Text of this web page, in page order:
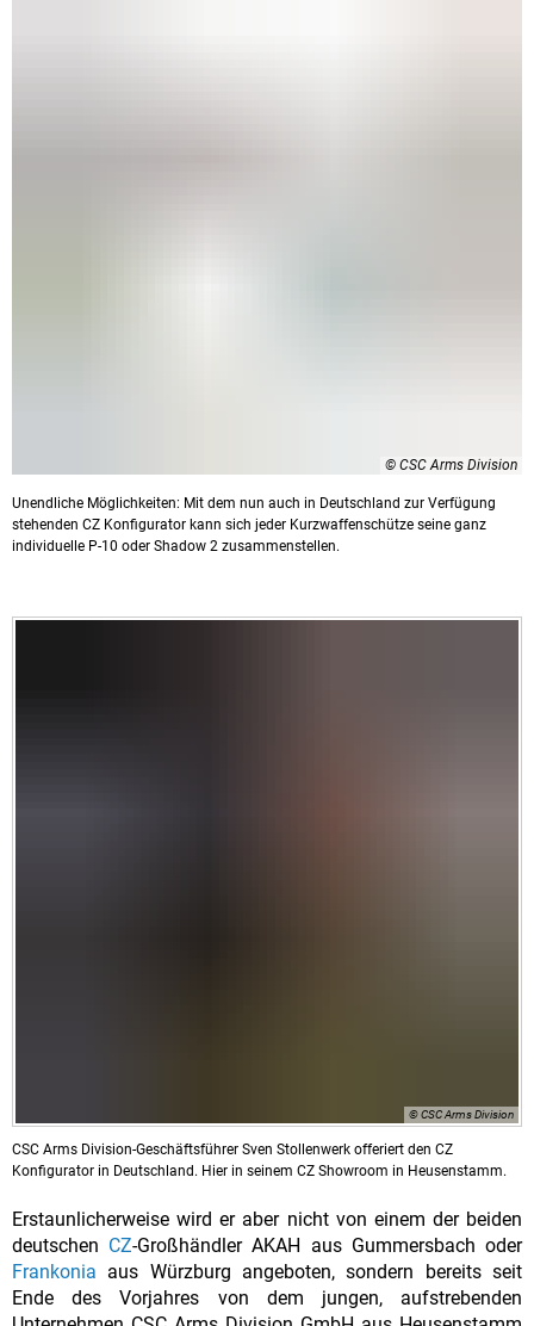
© CSC Arms Division
Unendliche Möglichkeiten: Mit dem nun auch in Deutschland zur Verfügung
stehenden CZ Konfigurator kann sich jeder Kurzwaffenschütze seine ganz
individuelle P-10 oder Shadow 2 zusammenstellen.
© CSC Arms Division
CSC Arms Division-Geschäftsführer Sven Stollenwerk offeriert den CZ
Konfigurator in Deutschland. Hier in seinem CZ Showroom in Heusenstamm.
Erstaunlicherweise wird er aber nicht von einem der beiden
deutschen CZ-Großhändler AKAH aus Gummersbach oder
Frankonia aus Würzburg angeboten, sondern bereits seit
Ende des Vorjahres von dem jungen, aufstrebenden